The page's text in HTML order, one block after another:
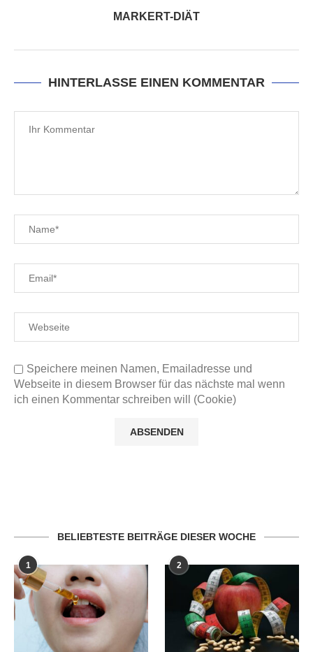
MARKERT-DIÄT
HINTERLASSE EINEN KOMMENTAR
Speichere meinen Namen, Emailadresse und
Webseite in diesem Browser für das nächste mal wenn
ich einen Kommentar schreiben will (Cookie)
BELIEBTESTE BEITRÄGE DIESER WOCHE
1 2